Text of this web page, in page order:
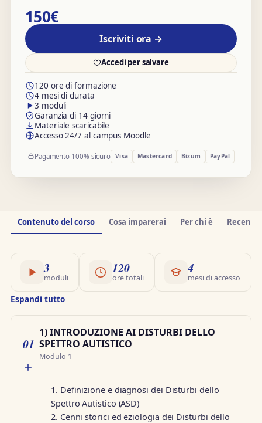
150€
Iscriviti ora →
Accedi per salvare
120 ore di formazione
4 mesi di durata
3 moduli
Garanzia di 14 giorni
Materiale scaricabile
Accesso 24/7 al campus Moodle
Pagamento 100% sicuro Visa Mastercard Bizum PayPal
Informazioni
sul
Contenuto del corso Cosa imparerai Per chi è
3
moduli
120
ore totali
4
mesi di accesso
Espandi tutto
01
1) INTRODUZIONE AI DISTURBI DELLO
SPETTRO AUTISTICO
Modulo 1
1. Definizione e diagnosi dei Disturbi dello
Spettro Autistico (ASD)
2. Cenni storici ed eziologia dei Disturbi dello